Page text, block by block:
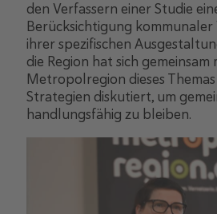
den Verfassern einer Studie
Berücksichtigung
ihrer spezifischen
die Region hat sich gemeinsam
Metropolregion dieses
Strategien diskutiert, um
handlungsfähig zu bleiben.